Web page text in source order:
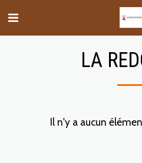
LA
Il n'y a aucun